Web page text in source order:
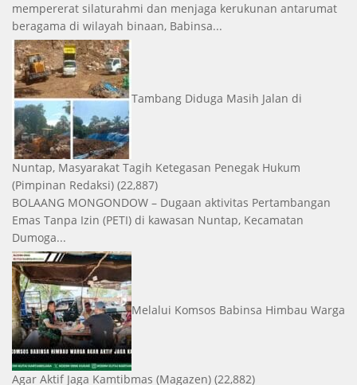
mempererat silaturahmi dan menjaga kerukunan antarumat
beragama di wilayah binaan, Babinsa...
Tambang Diduga Masih Jalan di
Nuntap, Masyarakat Tagih Ketegasan Penegak Hukum
(Pimpinan Redaksi) (22,887)
BOLAANG MONGONDOW – Dugaan aktivitas Pertambangan
Emas Tanpa Izin (PETI) di kawasan Nuntap, Kecamatan
Dumoga...
Melalui Komsos Babinsa Himbau Warga
Agar Aktif Jaga Kamtibmas (Magazen) (22,882)